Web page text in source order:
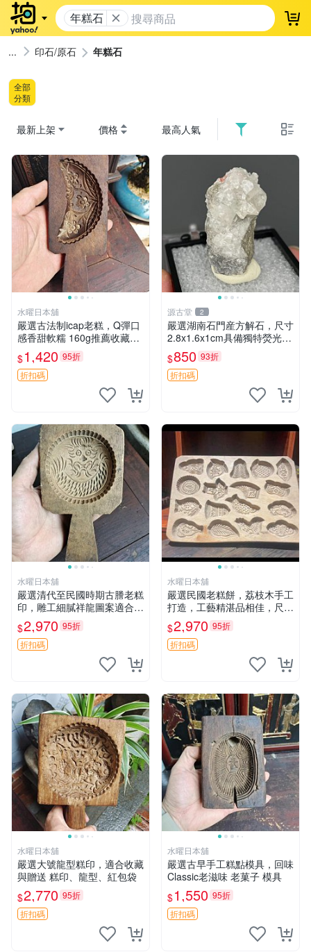
年糕石 登
印石/原石 年糕石
全部
分類
最新上架 價格 最高人氣
水曜日本舖
嚴選古法制icap老糕，Q彈口
感香甜軟糯 160g推薦收藏伴
手禮 米糕 老糕 贈品
$1,420 95折
折扣碼
源古堂 2
嚴選湖南石門産方解石，尺寸
2.8x1.6x1cm具備獨特熒光效
果，適合收藏與鑑賞 方解石
熒光 收藏
$850 93折
折扣碼
水曜日本舖
嚴選清代至民國時期古謄老糕
印，雕工細膩祥龍圖案適合收
藏 祥龍 糕印 古謄
$2,970 95折
折扣碼
水曜日本舖
嚴選民國老糕餅，荔枝木手工
打造，工藝精湛品相佳，尺寸
詳圖可查 糕餅 老菓子 工藝糕
點
$2,970 95折
折扣碼
水曜日本舖
嚴選大號龍型糕印，適合收藏
與贈送 糕印、龍型、紅包袋
$2,770 95折
折扣碼
水曜日本舖
嚴選古早手工糕點模具，回味
Classic老滋味 老菓子 模具
$1,550 95折
折扣碼